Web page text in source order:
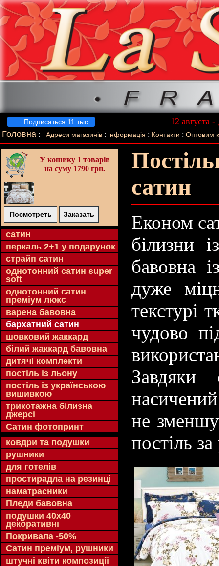
Подписаться 11 тыс.
12 августа
Лучший
Головна : Адреси магазинів : Інформація : Контакти : Оптовим
У кошику 1 товарів
на суму 1790 грн.
Посмотреть Заказать
cатин
перкаль 2+1 у подарунок
страйп сатин
однотонний сатин super
soft
однотонний сатин
преміум люкс
варена бавовна
бархатний сатин
шовковий жаккард
білий жаккард бавовна
дитячі комплекти
постіль із льону
постіль із українською
вишивкою
трикотажна білизна
джерсі
Сатин фотопринт
ковдри та подушки
рушники
для готелів
простирадла на резинці
наматрасники
Пледи бавовна
подушки 40х40
декоративні
Покривала -50%
Сатин преміум, рушники
штучні квіти композиції
сатин
Економ
білизни
бавовна
дуже
текстурі
чудово
Завдяки
не
постіль